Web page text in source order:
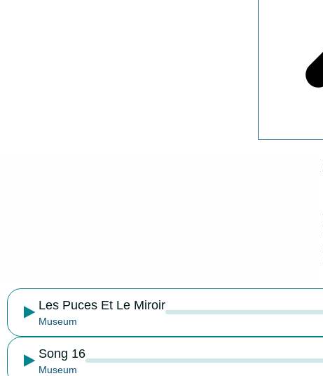
Les Puces Et Le Miroir
Museum
Song 16
Museum